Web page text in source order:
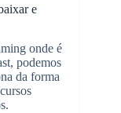
e
onde é
podemos
da forma